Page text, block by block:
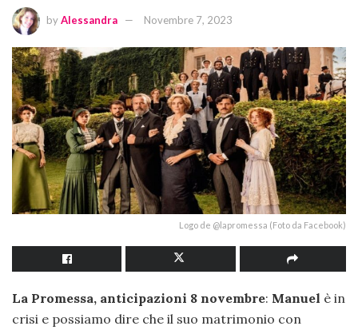
byAlessandra Novembre 7, 2023
Logo de @lapromessa (Foto da Facebook)
La Promessa, anticipazioni 8 novembre: Manuel è in
crisi e possiamo dire che il suo matrimonio con